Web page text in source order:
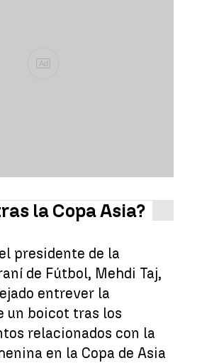
Ad
la Copa Asia?
presidente de la
de Fútbol, Mehdi Taj,
entrever la
un boicot tras los
relacionados con la
en la Copa de Asia